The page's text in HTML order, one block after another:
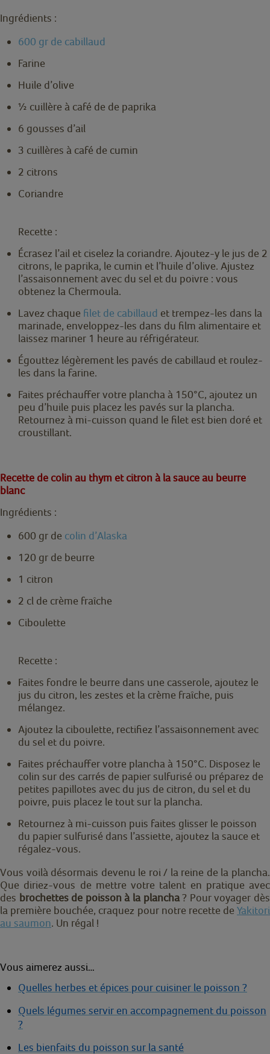
Ingrédients :
600 gr de cabillaud
Farine
Huile d’olive
½ cuillère à café de de paprika
6 gousses d’ail
3 cuillères à café de cumin
2 citrons
Coriandre
Recette :
Écrasez l’ail et ciselez la coriandre. Ajoutez-y le jus de 2
citrons, le paprika, le cumin et l’huile d’olive. Ajustez
l’assaisonnement avec du sel et du poivre : vous
obtenez la Chermoula.
Lavez chaque filet de cabillaud et trempez-les dans la
marinade, enveloppez-les dans du film alimentaire et
laissez mariner 1 heure au réfrigérateur.
Égouttez légèrement les pavés de cabillaud et roulez-
les dans la farine.
Faites préchauffer votre plancha à 150°C, ajoutez un
peu d’huile puis placez les pavés sur la plancha.
Retournez à mi-cuisson quand le filet est bien doré et
croustillant.
Recette de colin au thym et citron à la sauce au beurre
blanc
Ingrédients :
600 gr de colin d’Alaska
120 gr de beurre
1 citron
2 cl de crème fraîche
Ciboulette
Recette :
Faites fondre le beurre dans une casserole, ajoutez le
jus du citron, les zestes et la crème fraîche, puis
mélangez.
Ajoutez la ciboulette, rectifiez l’assaisonnement avec
du sel et du poivre.
Faites préchauffer votre plancha à 150°C. Disposez le
colin sur des carrés de papier sulfurisé ou préparez de
petites papillotes avec du jus de citron, du sel et du
poivre, puis placez le tout sur la plancha.
Retournez à mi-cuisson puis faites glisser le poisson
du papier sulfurisé dans l’assiette, ajoutez la sauce et
régalez-vous.
Vous voilà désormais devenu le roi / la reine de la plancha.
Que diriez-vous de mettre votre talent en pratique avec
des brochettes de poisson à la plancha? Pour voyager dès
la première bouchée, craquez pour notre recette de Yakitori
au saumon. Un régal !
Vous aimerez aussi…
Quelles herbes et épices pour cuisiner le poisson ?
Quels légumes servir en accompagnement du poisson
?
Les bienfaits du poisson sur la santé